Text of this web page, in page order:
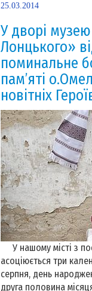
25.03.2014
У дворі
Лонцького»
поминальне
пам’яті
новітніх
У нашому місті з
асоціюється три
серпня, день
друга половина